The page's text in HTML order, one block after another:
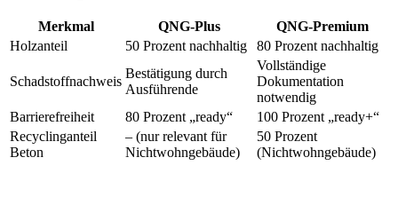
Merkmal QNG-Plus
QNG-Premium
Holzanteil
50 Prozent nachhaltig 80 Prozent nachhaltig
Schadstoffnachweis
Bestätigung durch
Ausführende
Vollständige
Dokumentation
notwendig
Barrierefreiheit
80 Prozent „ready“
100 Prozent „ready+“
Recyclinganteil
Beton
– (nur relevant für
Nichtwohngebäude)
50 Prozent
(Nichtwohn­ge­bäude)